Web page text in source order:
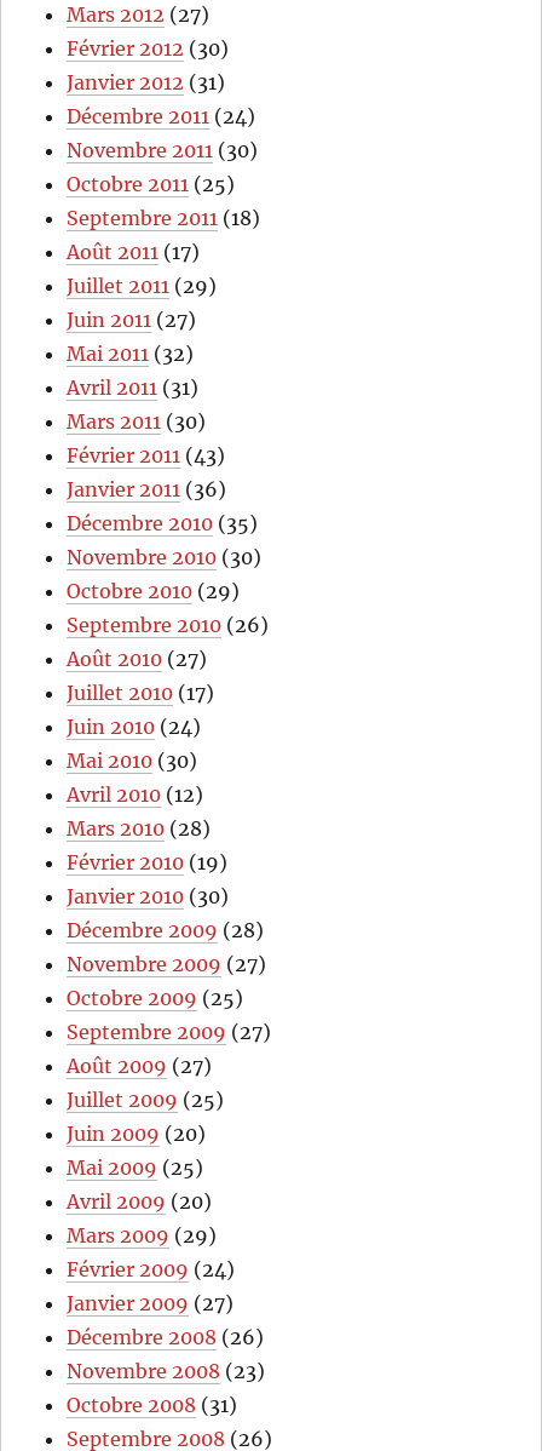
Mars 2012 (27)
Février 2012 (30)
Janvier 2012 (31)
Décembre 2011 (24)
Novembre 2011 (30)
Octobre 2011 (25)
Septembre 2011 (18)
Août 2011 (17)
Juillet 2011 (29)
Juin 2011 (27)
Mai 2011 (32)
Avril 2011 (31)
Mars 2011 (30)
Février 2011 (43)
Janvier 2011 (36)
Décembre 2010 (35)
Novembre 2010 (30)
Octobre 2010 (29)
Septembre 2010 (26)
Août 2010 (27)
Juillet 2010 (17)
Juin 2010 (24)
Mai 2010 (30)
Avril 2010 (12)
Mars 2010 (28)
Février 2010 (19)
Janvier 2010 (30)
Décembre 2009 (28)
Novembre 2009 (27)
Octobre 2009 (25)
Septembre 2009 (27)
Août 2009 (27)
Juillet 2009 (25)
Juin 2009 (20)
Mai 2009 (25)
Avril 2009 (20)
Mars 2009 (29)
Février 2009 (24)
Janvier 2009 (27)
Décembre 2008 (26)
Novembre 2008 (23)
Octobre 2008 (31)
Septembre 2008 (26)